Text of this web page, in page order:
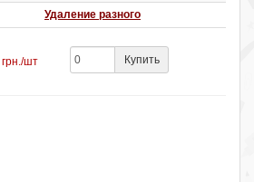
Удаление разного
грн./шт Купить